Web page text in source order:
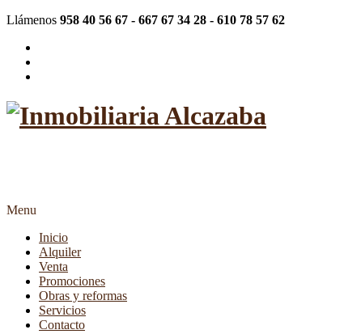
Llámenos 958 40 56 67 - 667 67 34 28 - 610 78 57 62
Menu
Inicio
Alquiler
Venta
Promociones
Obras y reformas
Servicios
Contacto